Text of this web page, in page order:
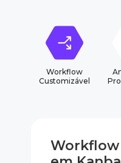
Workflow
Customizável
Workflow